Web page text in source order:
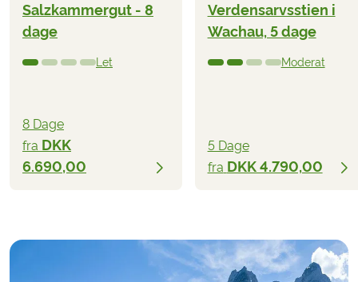
Salzkammergut - 8
dage
Let
8 Dage
fra DKK
6.690,00
Verdensarvsstien i
Wachau, 5 dage
Moderat
5 Dage
fra DKK 4.790,00